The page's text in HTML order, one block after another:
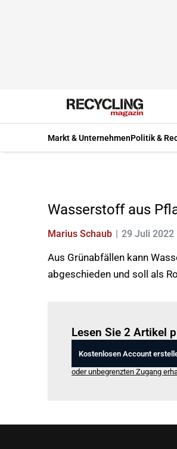
Markt & UnternehmenPolitik &
Wasserstoff aus
Marius Schaub 29 Juli 2022
Aus Grünabfällen kann
abgeschieden und soll als
Lesen Sie 2 Artikel
Kostenlosen Account
oder unbegrenzten Zugang